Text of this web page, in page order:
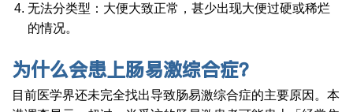
无法分类型：大便大致正常，甚少出现大便过硬或稀烂
的情况。
为什么会患上肠易激综合症？
目前医学界还未完全找出导致肠易激综合症的主要原因。本